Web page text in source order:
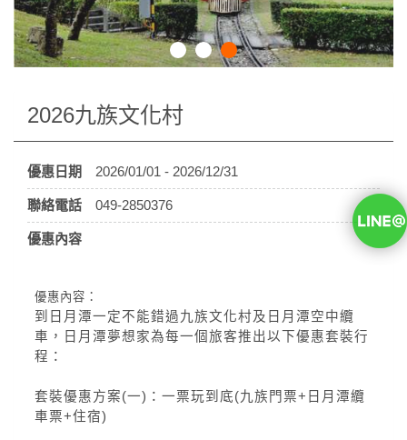
2026九族文化村
優惠日期 2026/01/01 - 2026/12/31
聯絡電話 049-2850376
優惠內容
優惠內容：
到日月潭一定不能錯過九族文化村及日月潭空中纜
車，日月潭夢想家為每一個旅客推出以下優惠套裝行
程：
套裝優惠方案(一)：一票玩到底(九族門票+日月潭纜
車票+住宿)